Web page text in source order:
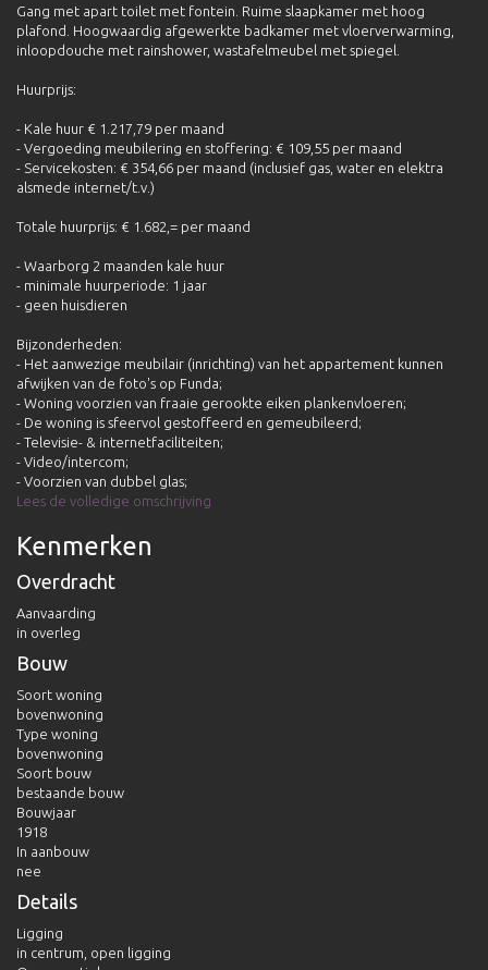
Gang met apart toilet met fontein. Ruime slaapkamer met hoog
plafond. Hoogwaardig afgewerkte badkamer met vloerverwarming,
inloopdouche met rainshower, wastafelmeubel met spiegel.
Huurprijs:
- Kale huur € 1.217,79 per maand
- Vergoeding meubilering en stoffering: € 109,55 per maand
- Servicekosten: € 354,66 per maand (inclusief gas, water en elektra
alsmede internet/t.v.)
Totale huurprijs: € 1.682,= per maand
- Waarborg 2 maanden kale huur
- minimale huurperiode: 1 jaar
- geen huisdieren
Bijzonderheden:
- Het aanwezige meubilair (inrichting) van het appartement kunnen
afwijken van de foto's op Funda;
- Woning voorzien van fraaie gerookte eiken plankenvloeren;
- De woning is sfeervol gestoffeerd en gemeubileerd;
- Televisie- & internetfaciliteiten;
- Video/intercom;
- Voorzien van dubbel glas;
Lees de volledige omschrijving
Kenmerken
Overdracht
Aanvaarding
in overleg
Bouw
Soort woning
bovenwoning
Type woning
bovenwoning
Soort bouw
bestaande bouw
Bouwjaar
1918
In aanbouw
nee
Details
Ligging
in centrum, open ligging